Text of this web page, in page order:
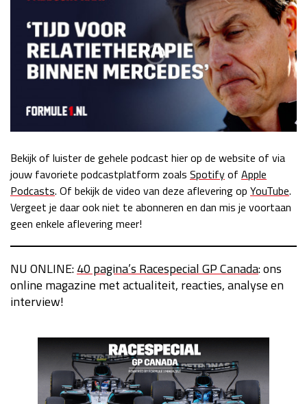
za 05:00 - 06:00
Race
zo 05:00 - 07:00
GP QATAR 2026 27 - 29 nov
Kwalificatie
za 19:00 - 20:00
Race
zo 17:00 - 19:00
Kwalificatie
za 15:00 - 16:00
Race
zo 14:00 - 16:00
Bekijk of luister de gehele podcast hier op de website of via
jouw favoriete podcastplatform zoals Spotifyof Apple
Podcasts. Of bekijk de video van deze aflevering op YouTube.
Vergeet je daar ook niet te abonneren en dan mis je voortaan
geen enkele aflevering meer!
NU ONLINE:40 pagina’s Racespecial GPCanada: ons
online magazine met actualiteit, reacties, analyse en
interview!